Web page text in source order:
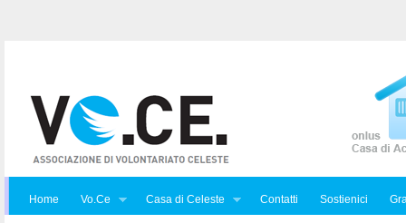
Home Vo.Ce Casa di Celeste Contatti Sostienici